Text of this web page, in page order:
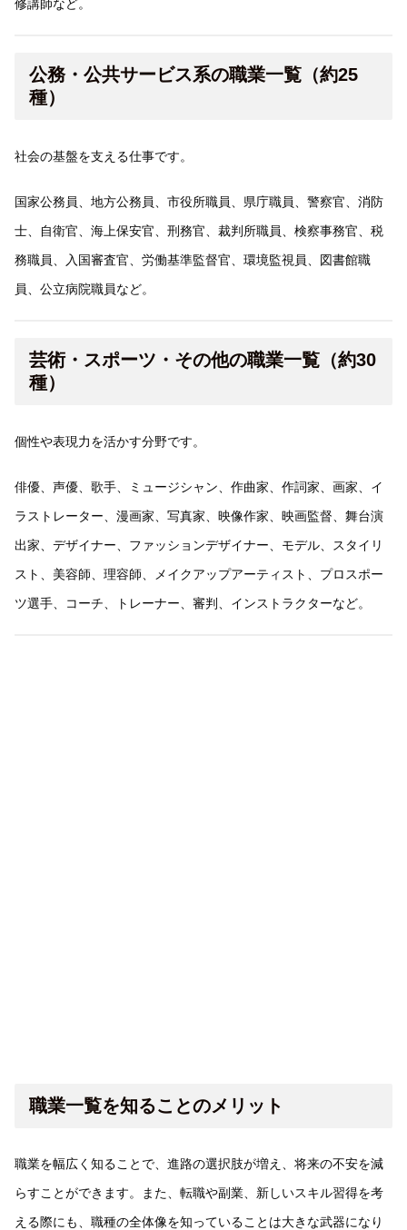
修講師など。
公務・公共サービス系の職業一覧（約25
種）
社会の基盤を支える仕事です。
国家公務員、地方公務員、市役所職員、県庁職員、警察官、消防
士、自衛官、海上保安官、刑務官、裁判所職員、検察事務官、税
務職員、入国審査官、労働基準監督官、環境監視員、図書館職
員、公立病院職員など。
芸術・スポーツ・その他の職業一覧（約30
種）
個性や表現力を活かす分野です。
俳優、声優、歌手、ミュージシャン、作曲家、作詞家、画家、イ
ラストレーター、漫画家、写真家、映像作家、映画監督、舞台演
出家、デザイナー、ファッションデザイナー、モデル、スタイリ
スト、美容師、理容師、メイクアップアーティスト、プロスポー
ツ選手、コーチ、トレーナー、審判、インストラクターなど。
職業一覧を知ることのメリット
職業を幅広く知ることで、進路の選択肢が増え、将来の不安を減
らすことができます。また、転職や副業、新しいスキル習得を考
える際にも、職種の全体像を知っていることは大きな武器になり